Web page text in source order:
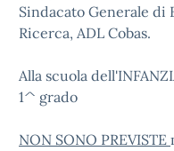
Sindacato Generale di
Ricerca, ADL Cobas.
Alla scuola
1^ grado
NON SONO PREVISTE